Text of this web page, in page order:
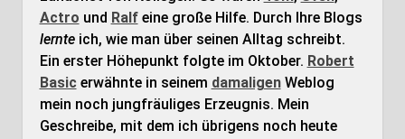
Actro und Ralfeine große Hilfe. Durch Ihre Blogs
lernteich, wie man über seinen Alltag schreibt.
Ein erster Höhepunkt folgte im Oktober. Robert
Basic erwähnte in seinem damaligenWeblog
mein noch jungfräuliges Erzeugnis. Mein
Geschreibe, mit dem ich übrigens noch heute